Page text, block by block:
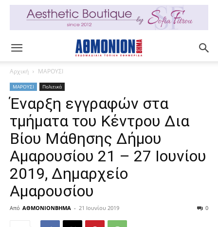
Αρχική ΜΑΡΟΥΣΙ
ΜΑΡΟΥΣΙ Πολιτικά
Έναρξη εγγραφών στα
τμήματα του Κέντρου Δια
Βίου Μάθησης Δήμου
Αμαρουσίου 21 – 27 Ιουνίου
2019, Δημαρχείο
Αμαρουσίου
Από ΑΘΜΟΝΙΟΝΒΗΜΑ - 21 Ιουνίου 2019 0